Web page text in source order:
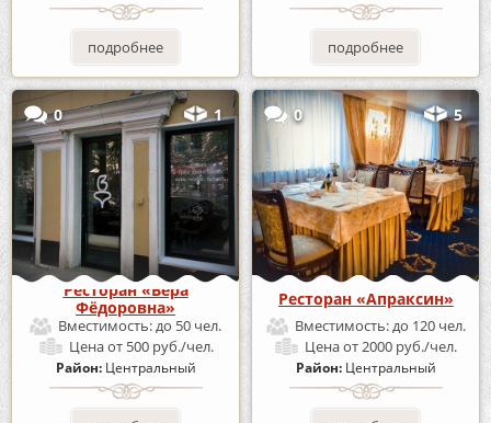
подробнее подробнее
0 1
Ресторан «Вера
Фёдоровна»
Вместимость:до 50 чел.
Ценаот 500 руб./чел.
Район: Центральный
0 5
Ресторан «Апраксин»
Вместимость:до 120 чел.
Ценаот 2000 руб./чел.
Район: Центральный